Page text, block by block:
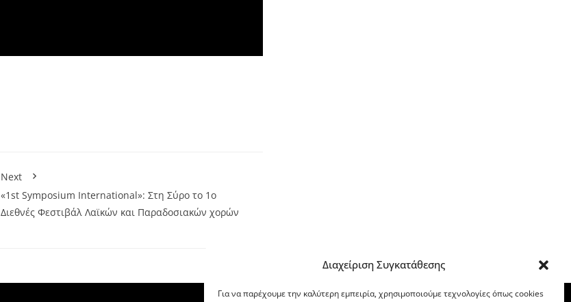
Διαχείριση Συγκατάθεσης
Για να παρέχουμε την καλύτερη εμπειρία, χρησιμοποιούμε τεχνολογίες όπως cookies
Next
«1st Symposium International»: Στη Σύρο το 1ο
Διεθνές Φεστιβάλ Λαϊκών και Παραδοσιακών χορών